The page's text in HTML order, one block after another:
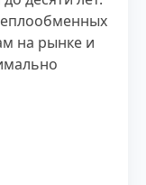
на рынке и